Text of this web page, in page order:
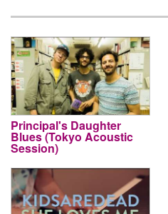
Principal's Daughter
Blues (Tokyo Acoustic
Session)